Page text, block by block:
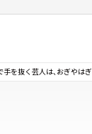
を抜く芸人は、おぎやはぎ